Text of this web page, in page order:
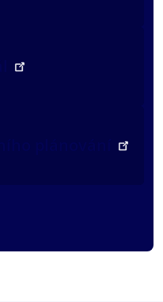
plánování